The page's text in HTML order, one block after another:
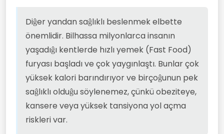
Diĝer yandan saĝlıklı beslenmek elbette
önemlidir. Bilhassa milyonlarca insanın
yaşadıĝı kentlerde hızlı yemek (Fast Food)
furyası başladı ve çok yaygınlaştı. Bunlar çok
yüksek kalori barındırıyor ve birçoĝunun pek
saĝlıklı olduĝu söylenemez, çünkü obeziteye,
kansere veya yüksek tansiyona yol açma
riskleri var.